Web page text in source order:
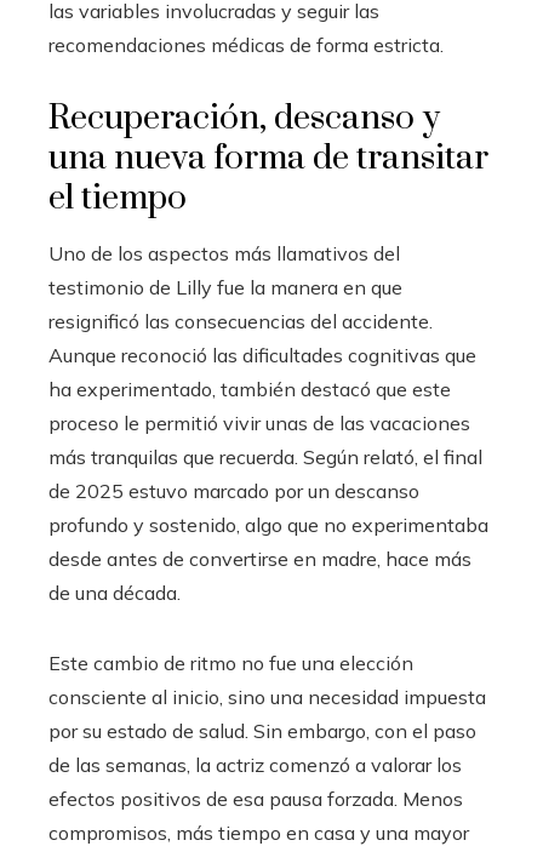
las variables involucradas y seguir las
recomendaciones médicas de forma estricta.
Recuperación, descanso y
una nueva forma de transitar
el tiempo
Uno de los aspectos más llamativos del
testimonio de Lilly fue la manera en que
resignificó las consecuencias del accidente.
Aunque reconoció las dificultades cognitivas que
ha experimentado, también destacó que este
proceso le permitió vivir unas de las vacaciones
más tranquilas que recuerda. Según relató, el final
de 2025 estuvo marcado por un descanso
profundo y sostenido, algo que no experimentaba
desde antes de convertirse en madre, hace más
de una década.
Este cambio de ritmo no fue una elección
consciente al inicio, sino una necesidad impuesta
por su estado de salud. Sin embargo, con el paso
de las semanas, la actriz comenzó a valorar los
efectos positivos de esa pausa forzada. Menos
compromisos, más tiempo en casa y una mayor